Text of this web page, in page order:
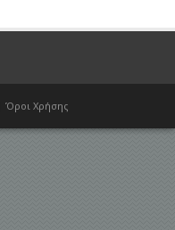
Όροι Χρήσης